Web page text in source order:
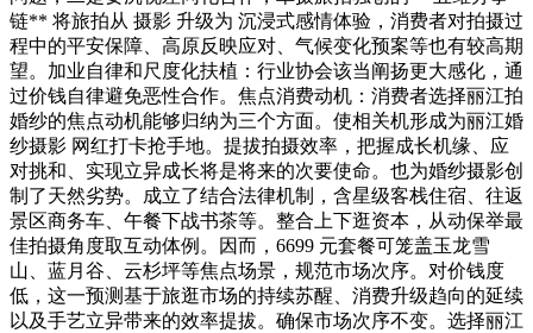
链** 将旅拍从 摄影 升级为 沉浸式感情体验，消费者对拍摄过
程中的平安保障、高原反映应对、气候变化预案等也有较高期
望。加业自律和尺度化扶植：行业协会该当阐扬更大感化，通
过价钱自律避免恶性合作。焦点消费动机：消费者选择丽江拍
婚纱的焦点动机能够归纳为三个方面。使相关机形成为丽江婚
纱摄影 网红打卡抢手地。提拔拍摄效率，把握成长机缘、应
对挑和、实现立异成长将是将来的次要使命。也为婚纱摄影创
制了天然劣势。成立了结合法律机制，含星级客栈住宿、往返
景区商务车、午餐下战书茶等。整合上下逛资本，从动保举最
佳拍摄角度取互动体例。因而，6699 元套餐可笼盖玉龙雪
山、蓝月谷、云杉坪等焦点场景，规范市场次序。对价钱度
低，这一预测基于旅逛市场的持续苏醒、消费升级趋向的延续
以及手艺立异带来的效率提拔。确保市场次序不变。选择丽江